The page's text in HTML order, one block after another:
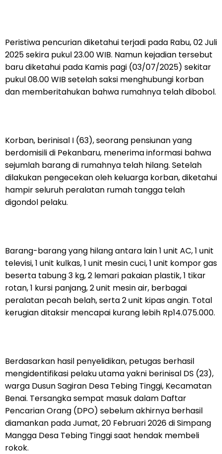
Peristiwa pencurian diketahui terjadi pada Rabu, 02 Juli
2025 sekira pukul 23.00 WIB. Namun kejadian tersebut
baru diketahui pada Kamis pagi (03/07/2025) sekitar
pukul 08.00 WIB setelah saksi menghubungi korban
dan memberitahukan bahwa rumahnya telah dibobol.
Korban, berinisal I (63), seorang pensiunan yang
berdomisili di Pekanbaru, menerima informasi bahwa
sejumlah barang di rumahnya telah hilang. Setelah
dilakukan pengecekan oleh keluarga korban, diketahui
hampir seluruh peralatan rumah tangga telah
digondol pelaku.
Barang-barang yang hilang antara lain 1 unit AC, 1 unit
televisi, 1 unit kulkas, 1 unit mesin cuci, 1 unit kompor gas
beserta tabung 3 kg, 2 lemari pakaian plastik, 1 tikar
rotan, 1 kursi panjang, 2 unit mesin air, berbagai
peralatan pecah belah, serta 2 unit kipas angin. Total
kerugian ditaksir mencapai kurang lebih Rp14.075.000.
Berdasarkan hasil penyelidikan, petugas berhasil
mengidentifikasi pelaku utama yakni berinisal DS (23),
warga Dusun Sagiran Desa Tebing Tinggi, Kecamatan
Benai. Tersangka sempat masuk dalam Daftar
Pencarian Orang (DPO) sebelum akhirnya berhasil
diamankan pada Jumat, 20 Februari 2026 di Simpang
Mangga Desa Tebing Tinggi saat hendak membeli
rokok.